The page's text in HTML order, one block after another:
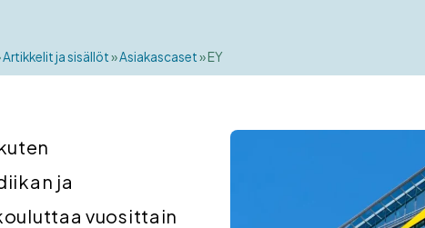
Artikkelit ja sisällöt»Asiakascaset»EY
ja
vuosittain